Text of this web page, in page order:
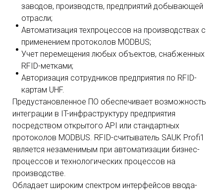
заводов, производств, предприятий добывающей
отрасли;
Автоматизация техпроцессов на производствах с
применением протоколов MODBUS;
Учет перемещения любых объектов, снабженных
RFID-метками;
Авторизация сотрудников предприятия по RFID-
картам UHF.
Предустановленное ПО обеспечивает возможность
интеграции в IT-инфраструктуру предприятия
посредством открытого API или стандартных
протоколов MODBUS. RFID-считыватель SAUK Profi1
является незаменимым при автоматизации бизнес-
процессов и технологических процессов на
производстве.
Обладает широким спектром интерфейсов ввода-